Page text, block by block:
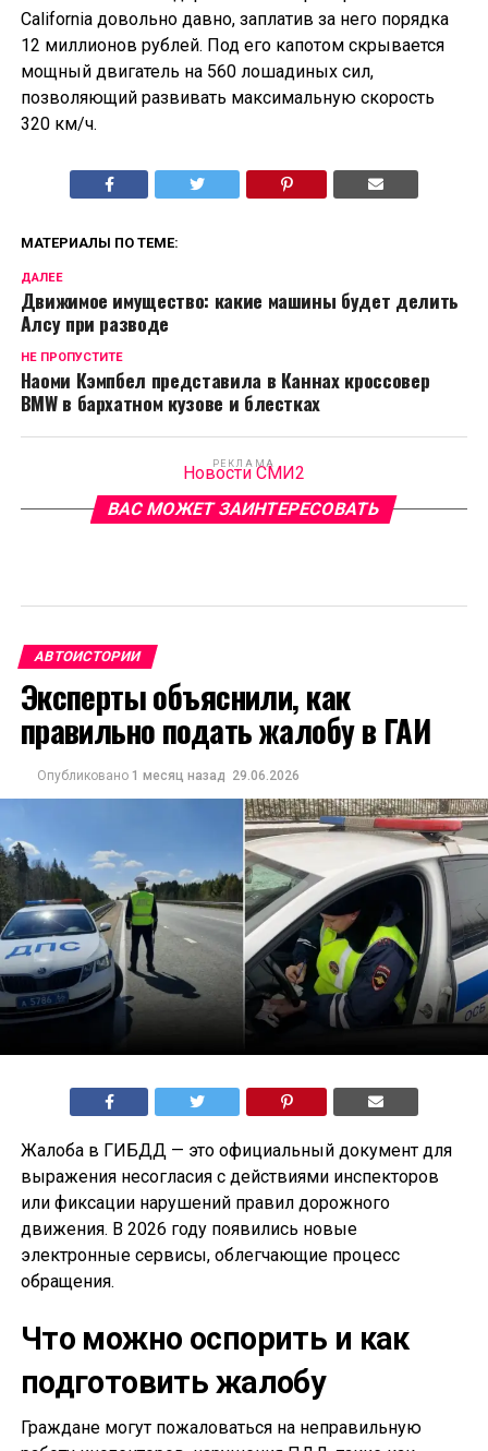
California довольно давно, заплатив за него порядка
12 миллионов рублей. Под его капотом скрывается
мощный двигатель на 560 лошадиных сил,
позволяющий развивать максимальную скорость
320 км/ч.
МАТЕРИАЛЫ ПО ТЕМЕ:
ДАЛЕЕ
Движимое имущество: какие машины будет делить
Алсу при разводе
НЕ ПРОПУСТИТЕ
Наоми Кэмпбел представила в Каннах кроссовер
BMW в бархатном кузове и блестках
РЕКЛАМА
Новости СМИ2
ВАС МОЖЕТ ЗАИНТЕРЕСОВАТЬ
АВТОИСТОРИИ
Эксперты объяснили, как
правильно подать жалобу в ГАИ
Опубликовано 1 месяц назад 29.06.2026
Жалоба в ГИБДД — это официальный документ для
выражения несогласия с действиями инспекторов
или фиксации нарушений правил дорожного
движения. В 2026 году появились новые
электронные сервисы, облегчающие процесс
обращения.
Что можно оспорить и как
подготовить жалобу
Граждане могут пожаловаться на неправильную